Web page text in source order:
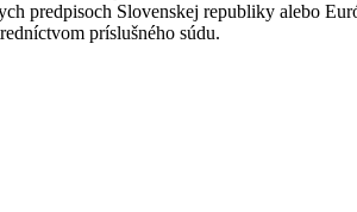
predpisoch Slovenskej republiky alebo
príslušného súdu.